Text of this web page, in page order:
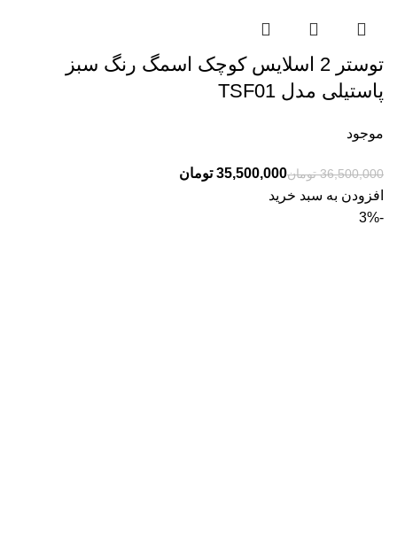
توستر 2 اسلایس کوچک اسمگ رنگ سبز
پاستیلی مدل TSF01
موجود
36,500,000 تومان35,500,000 تومان
افزودن به سبد خرید
-3%